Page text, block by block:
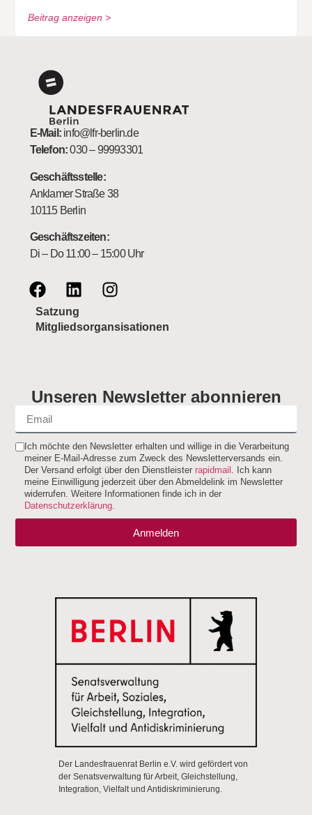
Beitrag anzeigen >
E-Mail:info@lfr-berlin.de
Telefon:030 – 99993301
Geschäftsstelle:
Anklamer Straße 38
10115 Berlin
Geschäftszeiten:
Di – Do 11:00 – 15:00 Uhr
Satzung
Mitgliedsorgansisationen
Unseren Newsletter abonnieren
Ich möchte den Newsletter erhalten und willige in die Verarbeitung
meiner E-Mail-Adresse zum Zweck des Newsletterversands ein.
Der Versand erfolgt über den Dienstleisterrapidmail . Ich kann
meine Einwilligung jederzeit über den Abmeldelink im Newsletter
widerrufen. Weitere Informationen finde ich in der
Datenschutzerklärung.
Anmelden
Der Landesfrauenrat Berlin e.V. wird gefördert von
der Senatsverwaltung für Arbeit, Gleichstellung,
Integration, Vielfalt und Antidiskriminierung.